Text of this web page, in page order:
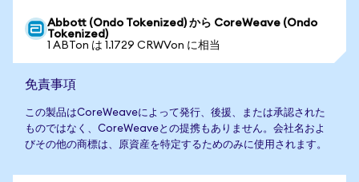
Abbott (Ondo Tokenized) から CoreWeave (Ondo
Tokenized)
1 ABTon は 1.1729 CRWVon に相当
免責事項
この製品はCoreWeaveによって発行、後援、または承認された
ものではなく、CoreWeaveとの提携もありません。会社名およ
びその他の商標は、原資産を特定するためのみに使用されます。